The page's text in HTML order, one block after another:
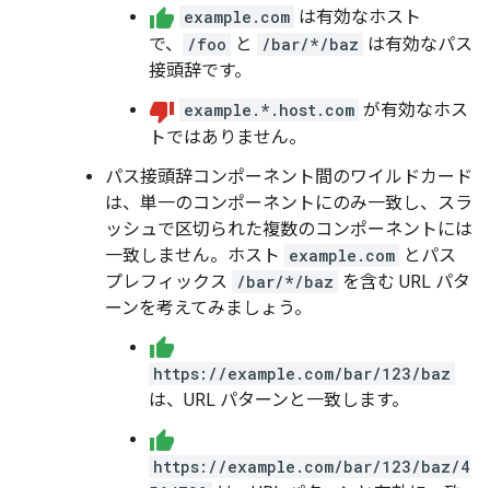
example.com は有効なホスト
で、
/foo と /bar/*/baz は有効なパス
接頭辞です。
example.*.host.com が有効なホス
トではありません。
パス接頭辞コンポーネント間のワイルドカード
は、単一のコンポーネントにのみ一致し、スラ
ッシュで区切られた複数のコンポーネントには
一致しません。ホスト example.com とパス
プレフィックス
/bar/*/baz を含む URL パタ
ーンを考えてみましょう。
https://example.com/bar/123/baz
は、URL パターンと一致します。
https://example.com/bar/123/baz/4